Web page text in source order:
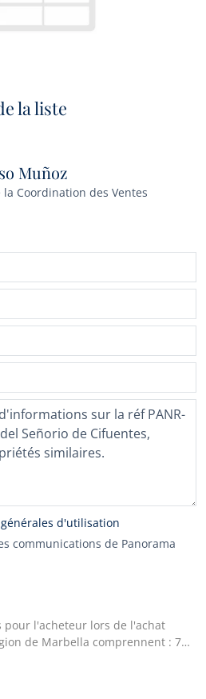
la liste
Muñoz
la Coordination des Ventes
d'utilisation
communications de Panorama
pour l'acheteur lors de l'achat
de Marbella comprennent : 7%
Patrimoniales) pour toutes